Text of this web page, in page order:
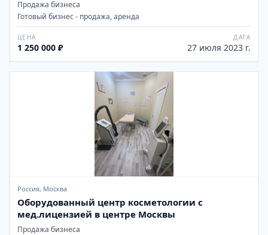
Продажа бизнеса
Готовый бизнес - продажа, аренда
ЦЕНА
1 250 000 ₽
ДАТА
27 июля 2023 г.
Россия, Москва
Оборудованный центр косметологии с
мед.лицензией в центре Москвы
Продажа бизнеса